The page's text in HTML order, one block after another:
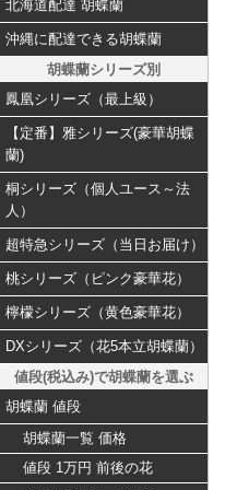
北海道配達 胡蝶蘭
沖縄に配達できる胡蝶蘭
胡蝶蘭シリーズ別
鳳凰シリーズ（最上級）
【定番】雅シリーズ(豪華胡蝶
蘭)
桐シリーズ（個人ユース～法
人）
超特急シリーズ（当日お届け）
桃シリーズ（ピンク豪華花）
檸檬シリーズ（黄色豪華花）
DXシリーズ（花5本立胡蝶蘭）
値段(税込み)で胡蝶蘭を選ぶ
胡蝶蘭 値段
胡蝶蘭一覧 価格
値段 1万円 前後の花